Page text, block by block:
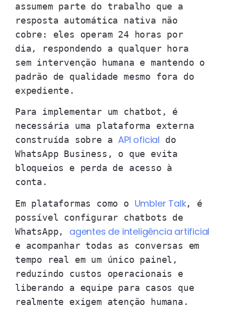
assumem parte do trabalho que a
resposta automática nativa não
cobre: eles operam 24 horas por
dia, respondendo a qualquer hora
sem intervenção humana e mantendo o
padrão de qualidade mesmo fora do
expediente.
Para implementar um chatbot, é
necessária uma plataforma externa
construída sobre aAPI oficial do
WhatsApp Business, o que evita
bloqueios e perda de acesso à
conta.
Em plataformas como o Umbler Talk, é
possível configurar chatbots de
WhatsApp, agentes de inteligência artificial
e acompanhar todas as conversas em
tempo real em um único painel,
reduzindo custos operacionais e
liberando a equipe para casos que
realmente exigem atenção humana.